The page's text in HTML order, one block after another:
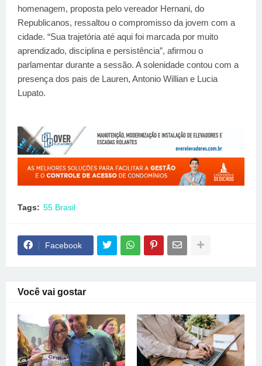
homenagem, proposta pelo vereador Hernani, do
Republicanos, ressaltou o compromisso da jovem com a
cidade. “Sua trajetória até aqui foi marcada por muito
aprendizado, disciplina e persistência”, afirmou o
parlamentar durante a sessão. A solenidade contou com a
presença dos pais de Lauren, Antonio Willian e Lucia
Lupato.
Tags: 55 Brasil
Facebook
Você vai gostar